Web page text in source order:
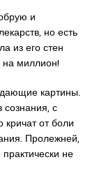
и
но есть
из его стен
миллион!
картины.
с
от боли
Пролежней,
не